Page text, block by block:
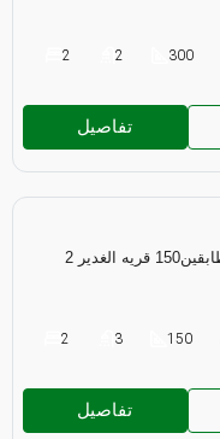
2 2 300
تفاصيل
الغدير 2
2 3 150
تفاصيل